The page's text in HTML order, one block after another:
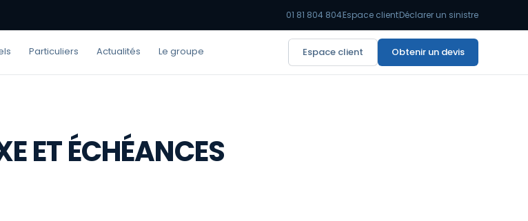
01 81 804 804Espace clientDéclarer un sinistre
Particuliers Actualités Le groupe Espace client Obtenir un devis
ET ÉCHÉANCES